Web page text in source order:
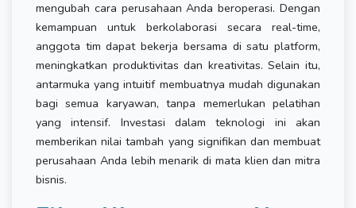
mengubah cara perusahaan Anda beroperasi. Dengan
kemampuan untuk berkolaborasi secara real-time,
anggota tim dapat bekerja bersama di satu platform,
meningkatkan produktivitas dan kreativitas. Selain itu,
antarmuka yang intuitif membuatnya mudah digunakan
bagi semua karyawan, tanpa memerlukan pelatihan
yang intensif. Investasi dalam teknologi ini akan
memberikan nilai tambah yang signifikan dan membuat
perusahaan Anda lebih menarik di mata klien dan mitra
bisnis.